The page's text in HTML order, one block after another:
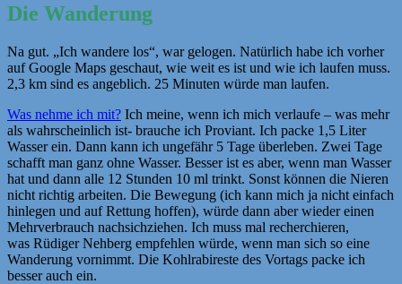
Die Wanderung
Na gut. „Ich wandere los“, war gelogen. Natürlich habe ich vorher
auf Google Maps geschaut, wie weit es ist und wie ich laufen muss.
2,3 km sind es angeblich. 25 Minuten würde man laufen.
Was nehme ich mit? Ich meine, wenn ich mich verlaufe – was mehr
als wahrscheinlich ist- brauche ich Proviant. Ich packe 1,5 Liter
Wasser ein. Dann kann ich ungefähr 5 Tage überleben. Zwei Tage
schafft man ganz ohne Wasser. Besser ist es aber, wenn man Wasser
hat und dann alle 12 Stunden 10 ml trinkt. Sonst können die Nieren
nicht richtig arbeiten. Die Bewegung (ich kann mich ja nicht einfach
hinlegen und auf Rettung hoffen), würde dann aber wieder einen
Mehrverbrauch nachsichziehen. Ich muss mal recherchieren,
was Rüdiger Nehberg empfehlen würde, wenn man sich so eine
Wanderung vornimmt. Die Kohlrabireste des Vortags packe ich
besser auch ein.